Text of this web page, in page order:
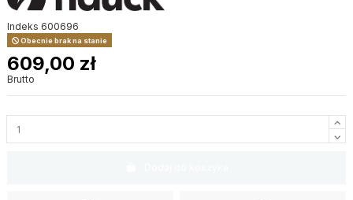
Indeks 600696
Obecnie brak na stanie
609,00 zł
Brutto